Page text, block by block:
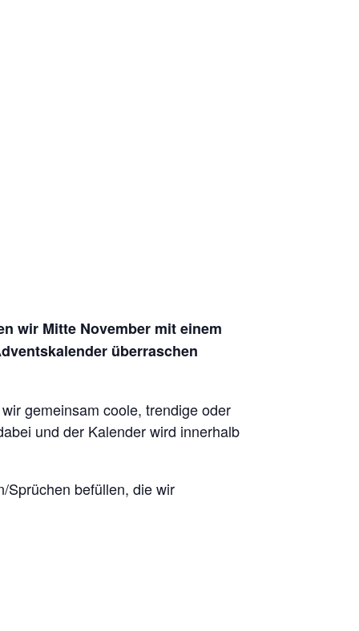
wir Mitte November mit einem
überraschen
gemeinsam coole, trendige oder
und der Kalender wird innerhalb
Sprüchen befüllen, die wir